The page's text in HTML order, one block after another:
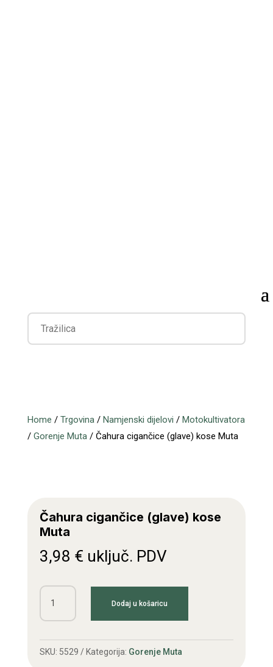
Home / Trgovina/ Namjenski dijelovi / Motokultivatora
/ Gorenje Muta/ Čahura cigančice (glave) kose Muta
Čahura cigančice (glave) kose
Muta
3,98 € uključ. PDV
Čahura
cigančice
kose
Muta
Dodaj u košaricu
SKU: 5529 Kategorija: Gorenje Muta